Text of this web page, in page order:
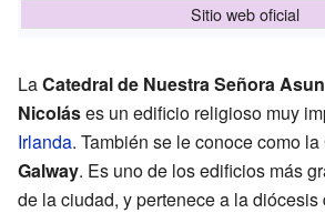
Sitio web oficial
LaCatedral de Nuestra Señora
Nicoláses un edificio religioso muy
Irlanda. También se le conoce como la
Galway. Es uno de los edificios más
de la ciudad, y pertenece a la diócesis